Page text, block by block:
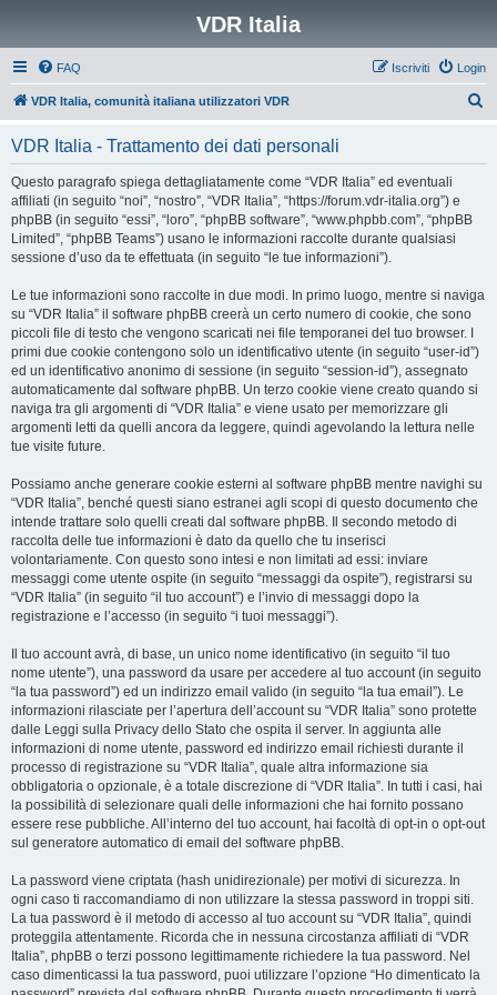
VDR Italia
FAQ Login
Iscriviti
VDR Italia, comunità italiana utilizzatori VDR
VDR Italia - Trattamento dei dati personali
Questo paragrafo spiega dettagliatamente come “VDR Italia” ed eventuali
affiliati (in seguito “noi”, “nostro”, “VDR Italia”, “https://forum.vdr-italia.org”) e
phpBB (in seguito “essi”, “loro”, “phpBB software”, “www.phpbb.com”, “phpBB
Limited”, “phpBB Teams”) usano le informazioni raccolte durante qualsiasi
sessione d’uso da te effettuata (in seguito “le tue informazioni”).
Le tue informazioni sono raccolte in due modi. In primo luogo, mentre si naviga
su “VDR Italia” il software phpBB creerà un certo numero di cookie, che sono
piccoli file di testo che vengono scaricati nei file temporanei del tuo browser. I
primi due cookie contengono solo un identificativo utente (in seguito “user-id”)
ed un identificativo anonimo di sessione (in seguito “session-id”), assegnato
automaticamente dal software phpBB. Un terzo cookie viene creato quando si
naviga tra gli argomenti di “VDR Italia” e viene usato per memorizzare gli
argomenti letti da quelli ancora da leggere, quindi agevolando la lettura nelle
tue visite future.
Possiamo anche generare cookie esterni al software phpBB mentre navighi su
“VDR Italia”, benché questi siano estranei agli scopi di questo documento che
intende trattare solo quelli creati dal software phpBB. Il secondo metodo di
raccolta delle tue informazioni è dato da quello che tu inserisci
volontariamente. Con questo sono intesi e non limitati ad essi: inviare
messaggi come utente ospite (in seguito “messaggi da ospite”), registrarsi su
“VDR Italia” (in seguito “il tuo account”) e l’invio di messaggi dopo la
registrazione e l’accesso (in seguito “i tuoi messaggi”).
Il tuo account avrà, di base, un unico nome identificativo (in seguito “il tuo
nome utente”), una password da usare per accedere al tuo account (in seguito
“la tua password”) ed un indirizzo email valido (in seguito “la tua email”). Le
informazioni rilasciate per l’apertura dell’account su “VDR Italia” sono protette
dalle Leggi sulla Privacy dello Stato che ospita il server. In aggiunta alle
informazioni di nome utente, password ed indirizzo email richiesti durante il
processo di registrazione su “VDR Italia”, quale altra informazione sia
obbligatoria o opzionale, è a totale discrezione di “VDR Italia”. In tutti i casi, hai
la possibilità di selezionare quali delle informazioni che hai fornito possano
essere rese pubbliche. All’interno del tuo account, hai facoltà di opt-in o opt-out
sul generatore automatico di email del software phpBB.
La password viene criptata (hash unidirezionale) per motivi di sicurezza. In
ogni caso ti raccomandiamo di non utilizzare la stessa password in troppi siti.
La tua password è il metodo di accesso al tuo account su “VDR Italia”, quindi
proteggila attentamente. Ricorda che in nessuna circostanza affiliati di “VDR
Italia”, phpBB o terzi possono legittimamente richiedere la tua password. Nel
caso dimenticassi la tua password, puoi utilizzare l’opzione “Ho dimenticato la